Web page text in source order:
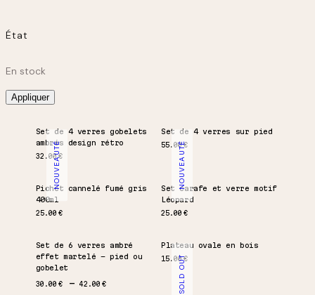
État
État
En stock
Appliquer
NOUVEAUTÉ
Set de 4 verres gobelets
ambrés design rétro
32.00€ NOUVEAUTÉ
Set de 4 verres sur pied
55.00€
Pichet cannelé fumé gris
400ml
25.00 €
Set carafe et verre motif
Léopard
25.00 €
Set de 6 verres ambré
effet martelé – pied ou
gobelet
30.00 € 42.00 €Plage de prix : 30.00 € à 42.00 €
SOLD OUT
Plateau ovale en bois
15.00€